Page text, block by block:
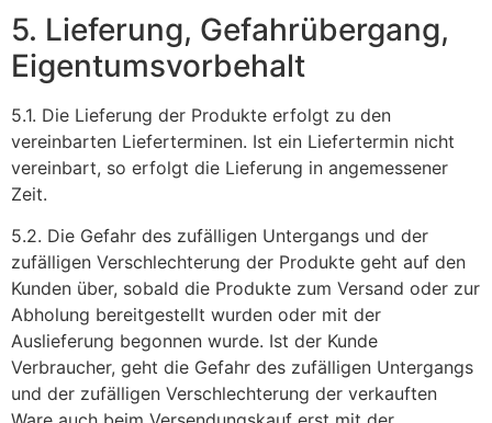
5. Lieferung, Gefahrübergang,
Eigentumsvorbehalt
5.1. Die Lieferung der Produkte erfolgt zu den
vereinbarten Lieferterminen. Ist ein Liefertermin nicht
vereinbart, so erfolgt die Lieferung in angemessener
Zeit.
5.2. Die Gefahr des zufälligen Untergangs und der
zufälligen Verschlechterung der Produkte geht auf den
Kunden über, sobald die Produkte zum Versand oder zur
Abholung bereitgestellt wurden oder mit der
Auslieferung begonnen wurde. Ist der Kunde
Verbraucher, geht die Gefahr des zufälligen Untergangs
und der zufälligen Verschlechterung der verkauften